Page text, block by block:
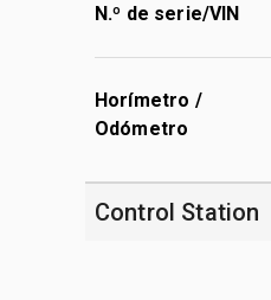
N.º de serie/VIN
Horímetro /
Odómetro
Control Station